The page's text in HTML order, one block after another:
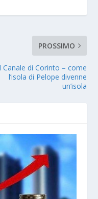
PROSSIMO
Canale di Corinto – come
l’isola di Pelope divenne
un’isola